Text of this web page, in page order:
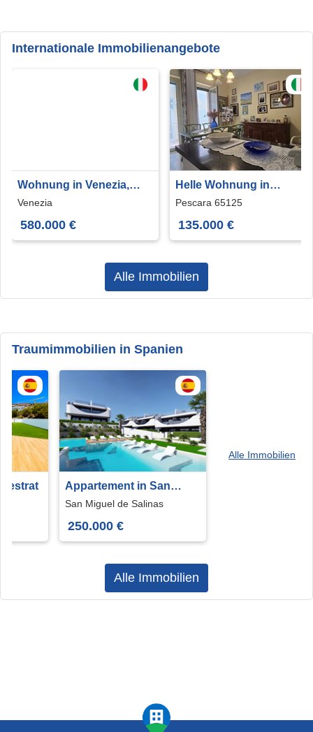
Internationale Immobilienangebote
Wohnung in Venezia,
Veneto, 125 m²
Venezia
580.000 €
Helle Wohnung in
Pescara
Pescara 65125
135.000 €
Alle Immobilien
Traumimmobilien in Spanien
Appartement in San
Miguel de Salinas
San Miguel de Salinas
250.000 €
Alle Immobilien
Alle Immobilien